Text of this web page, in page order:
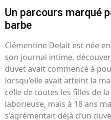
Un parcours marqué
barbe
Clémentine Delait est née
son journal intime,
duvet avait commencé à
lorsqu’elle avait atteint la
celle de toutes les filles de
laborieuse, mais à 18 ans
s’agrémentait déjà d’un